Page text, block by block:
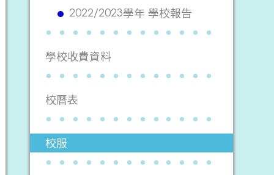
2022/2023學年 學校報告
學校收費資料
校曆表
校服